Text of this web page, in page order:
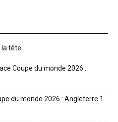
la tête
Coupe du monde 2026 :
du monde 2026 : Angleterre 1